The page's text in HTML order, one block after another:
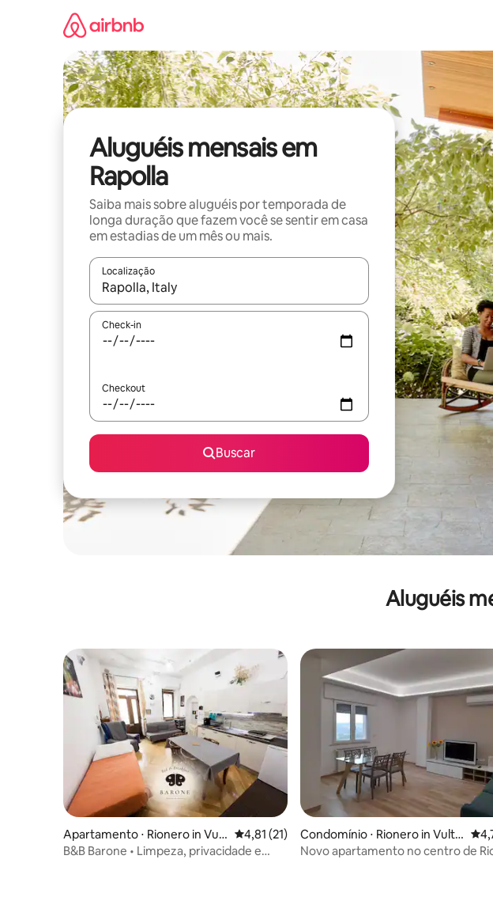
Aluguéis mensais em
Rapolla
Saiba mais sobre aluguéis por temporada de
longa duração que fazem você se sentir em casa
em estadias de um mês ou mais.
Localização
Quando os resultados estiverem disponíveis, explore-os usando as seta
Check-in
Checkout
Buscar
Aluguéis
Apartamento ⋅ Rionero in Vult
ure
4,81 de uma avaliação média de 5, 21 avaliações
4,81 (21)
B&B Barone • Limpeza, privacidade e
Condomínio ⋅ Rionero in Vultu
re
Novo apartamento no centro de